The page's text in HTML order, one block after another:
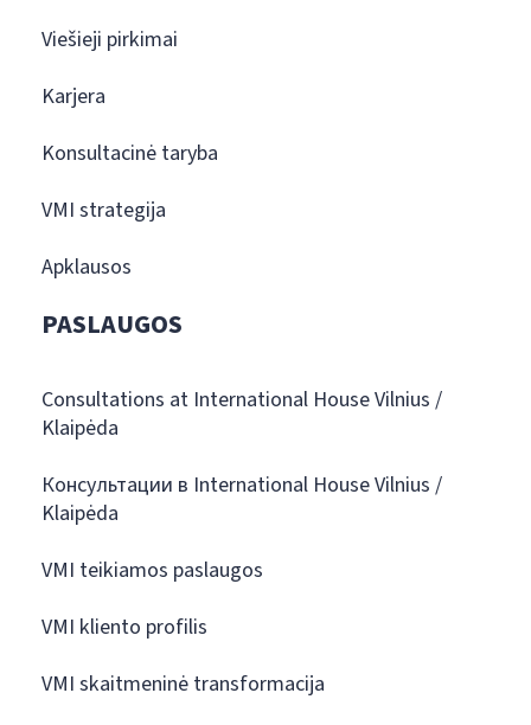
Viešieji pirkimai
Karjera
Konsultacinė taryba
VMI strategija
Apklausos
PASLAUGOS
Consultations at International House Vilnius /
Klaipėda
Консультации в International House Vilnius /
Klaipėda
VMI teikiamos paslaugos
VMI kliento profilis
VMI skaitmeninė transformacija